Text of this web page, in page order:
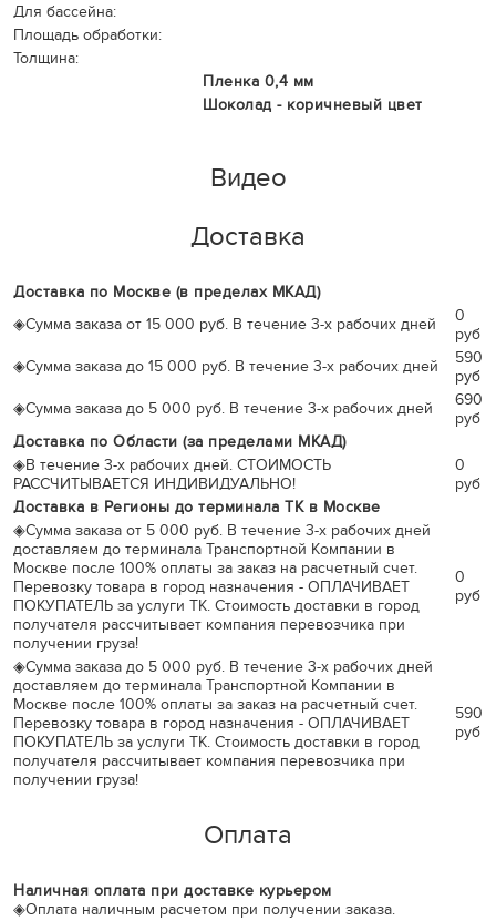
Для бассейна:
Площадь обработки:
Толщина:
Пленка 0,4 мм
Шоколад - коричневый цвет
Видео
Доставка
Доставка по Москве (в пределах МКАД)
◈Сумма заказа от 15 000 руб. В течение 3-х рабочих дней
0
руб
◈Сумма заказа до 15 000 руб. В течение 3-х рабочих дней
590
руб
◈Сумма заказа до 5 000 руб. В течение 3-х рабочих дней
690
руб
Доставка по Области (за пределами МКАД)
◈В течение 3-х рабочих дней. СТОИМОСТЬ
РАССЧИТЫВАЕТСЯ ИНДИВИДУАЛЬНО!
0
руб
Доставка в Регионы до терминала ТК в Москве
◈Сумма заказа от 5 000 руб. В течение 3-х рабочих дней
доставляем до терминала Транспортной Компании в
Москве после 100% оплаты за заказ на расчетный счет.
Перевозку товара в город назначения - ОПЛАЧИВАЕТ
ПОКУПАТЕЛЬ за услуги ТК. Стоимость доставки в город
получателя рассчитывает компания перевозчика при
получении груза!
0
руб
◈Сумма заказа до 5 000 руб. В течение 3-х рабочих дней
доставляем до терминала Транспортной Компании в
Москве после 100% оплаты за заказ на расчетный счет.
Перевозку товара в город назначения - ОПЛАЧИВАЕТ
ПОКУПАТЕЛЬ за услуги ТК. Стоимость доставки в город
получателя рассчитывает компания перевозчика при
получении груза!
590
руб
Оплата
Наличная оплата при доставке курьером
◈Оплата наличным расчетом при получении заказа.